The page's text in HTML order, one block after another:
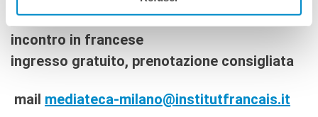
incontro in francese
ingresso gratuito, prenotazione consigliata
mail mediateca-milano@institutfrancais.it